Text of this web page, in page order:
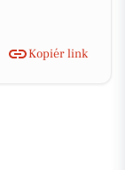
Kopiér link